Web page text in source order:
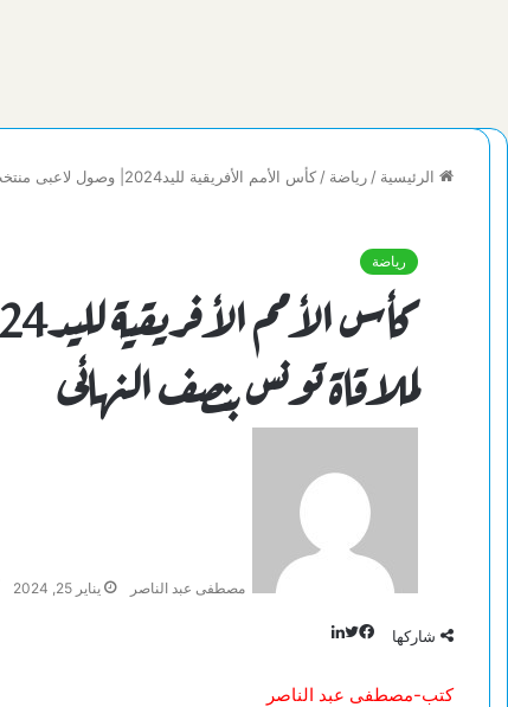
الرئيسية / رياضة / كأس الأمم الأفريقية لليد2024| وصول لاعبى منتخب مصر لملاقاة تونس بنصف النهائى
رياضة
لملاقاة تونس بنصف النهائى
مصطفى عبد الناصر يناير 25, 2024
شاركها فيسبوك
تويتر
لينكدإن
كتب-مصطفى عبد الناصر